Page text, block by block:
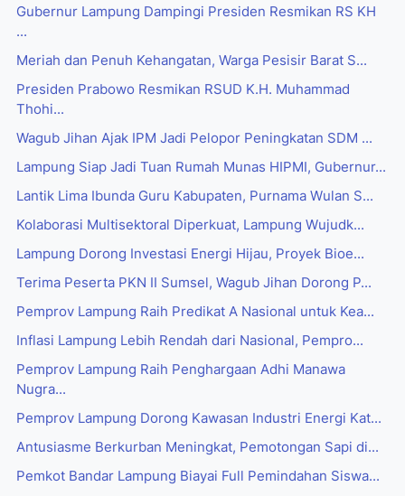
Gubernur Lampung Dampingi Presiden Resmikan RS KH
...
Meriah dan Penuh Kehangatan, Warga Pesisir Barat S...
Presiden Prabowo Resmikan RSUD K.H. Muhammad
Thohi...
Wagub Jihan Ajak IPM Jadi Pelopor Peningkatan SDM ...
Lampung Siap Jadi Tuan Rumah Munas HIPMI, Gubernur...
Lantik Lima Ibunda Guru Kabupaten, Purnama Wulan S...
Kolaborasi Multisektoral Diperkuat, Lampung Wujudk...
Lampung Dorong Investasi Energi Hijau, Proyek Bioe...
Terima Peserta PKN II Sumsel, Wagub Jihan Dorong P...
Pemprov Lampung Raih Predikat A Nasional untuk Kea...
Inflasi Lampung Lebih Rendah dari Nasional, Pempro...
Pemprov Lampung Raih Penghargaan Adhi Manawa
Nugra...
Pemprov Lampung Dorong Kawasan Industri Energi Kat...
Antusiasme Berkurban Meningkat, Pemotongan Sapi di...
Pemkot Bandar Lampung Biayai Full Pemindahan Siswa...